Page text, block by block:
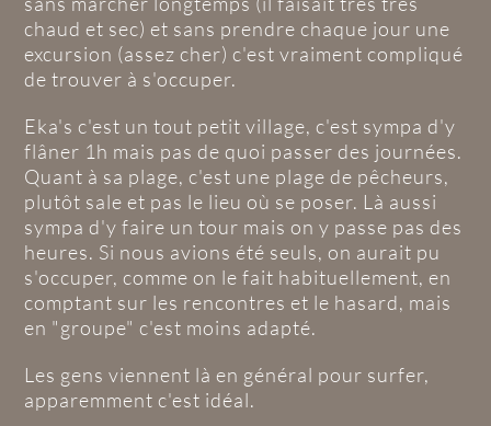
chaud et sec) et sans prendre chaque jour une
excursion (assez cher) c'est vraiment compliqué
de trouver à s'occuper.
Eka's c'est un tout petit village, c'est sympa d'y
flâner 1h mais pas de quoi passer des journées.
Quant à sa plage, c'est une plage de pêcheurs,
plutôt sale et pas le lieu où se poser. Là aussi
sympa d'y faire un tour mais on y passe pas des
heures. Si nous avions été seuls, on aurait pu
s'occuper, comme on le fait habituellement, en
comptant sur les rencontres et le hasard, mais
en "groupe" c'est moins adapté.
Les gens viennent là en général pour surfer,
apparemment c'est idéal.